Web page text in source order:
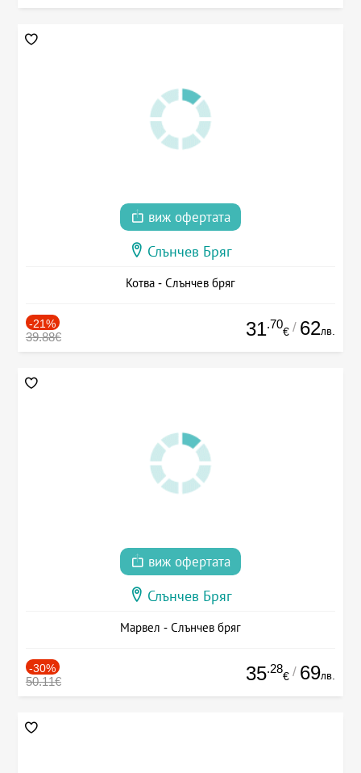
виж офертата
Слънчев Бряг
Котва - Слънчев бряг
-21%
39.88€ 31.70
€ / 62лв.
виж офертата
Слънчев Бряг
Марвел - Слънчев бряг
-30%
50.11€ 35.28
€ / 69лв.